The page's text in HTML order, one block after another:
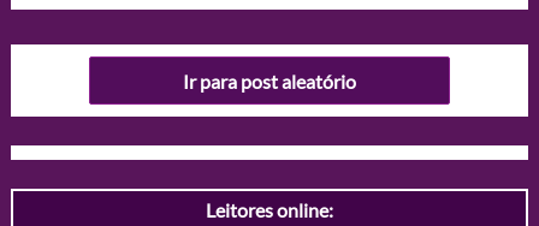
Ir para post aleatório
Leitores online: